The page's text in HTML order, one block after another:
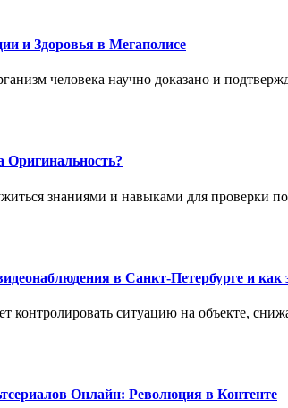
и Здоровья в Мегаполисе
человека научно доказано и
знаниями и навыками для проверки
в Санкт-Петербурге и как
контролировать ситуацию на объекте,
Онлайн: Революция в Контенте